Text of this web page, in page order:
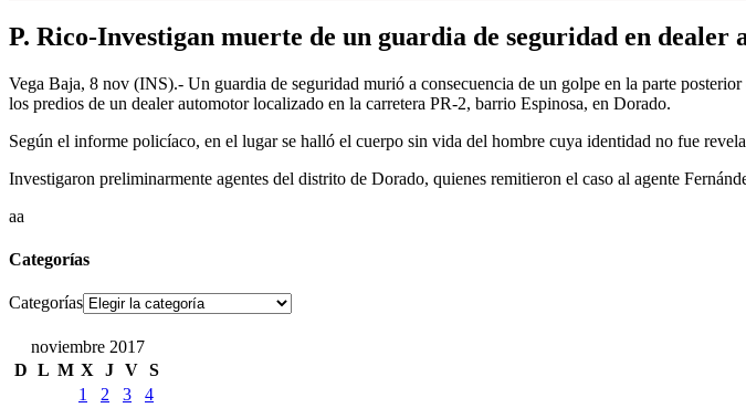
P. Rico-Investigan muerte de un guardia de seguridad en dealer
Vega Baja, 8 nov (INS).- Un guardia de seguridad murió a consecuencia de un golpe en la parte
los predios de un dealer automotor localizado en la carretera PR-2, barrio Espinosa, en Dorado.
Según el informe policíaco, en el lugar se halló el cuerpo sin vida del hombre cuya identidad no fue
Investigaron preliminarmente agentes del distrito de Dorado, quienes remitieron el caso al agente
aa
Categorías
Categorías
noviembre 2017
D L M X J V S
1
2 3
4